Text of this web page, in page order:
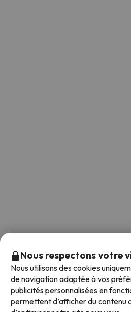
Nous respectons votre
Nous utilisons des cookies
de navigation adaptée à vos
publicités personnalisées en
permettent d’afficher du contenu